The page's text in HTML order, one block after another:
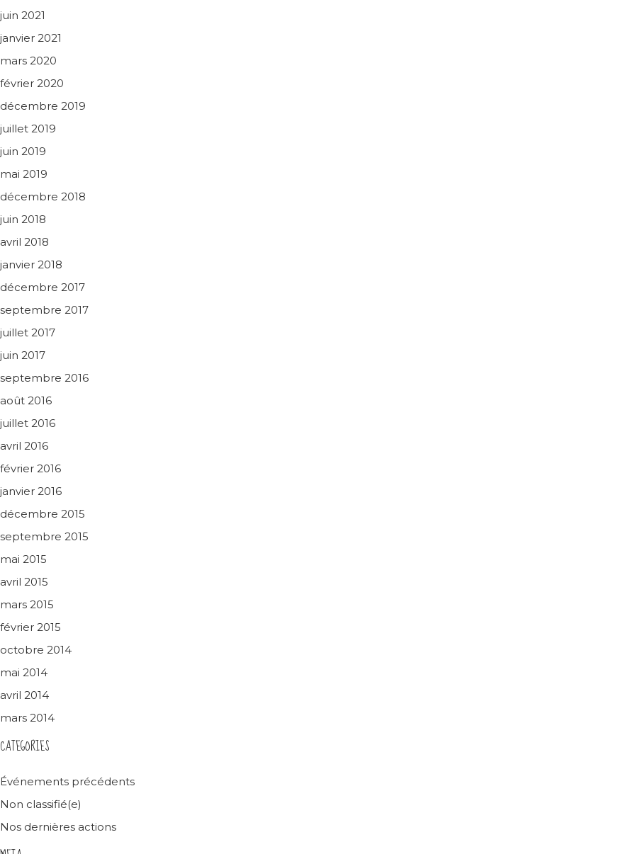
juin 2021
janvier 2021
mars 2020
février 2020
décembre 2019
juillet 2019
juin 2019
mai 2019
décembre 2018
juin 2018
avril 2018
janvier 2018
décembre 2017
septembre 2017
juillet 2017
juin 2017
septembre 2016
août 2016
juillet 2016
avril 2016
février 2016
janvier 2016
décembre 2015
septembre 2015
mai 2015
avril 2015
mars 2015
février 2015
octobre 2014
mai 2014
avril 2014
mars 2014
CATEGORIES
Événements précédents
Non classifié(e)
Nos dernières actions